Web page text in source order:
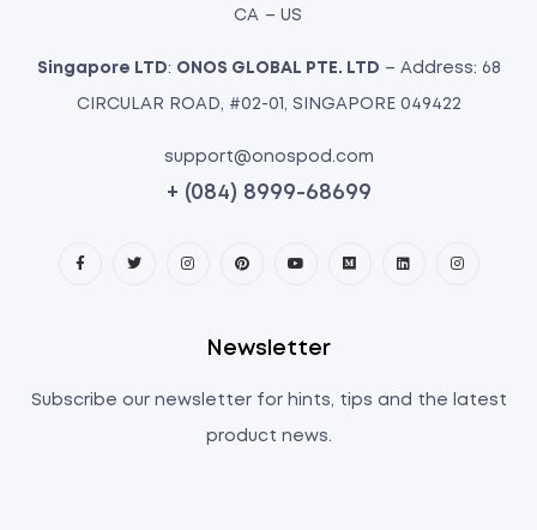
CA – US
Singapore LTD: ONOS GLOBAL PTE. LTD – Address: 68
CIRCULAR ROAD, #02-01, SINGAPORE 049422
support@onospod.com
+ (084) 8999-68699
Newsletter
Subscribe our newsletter for hints, tips and the latest
product news.